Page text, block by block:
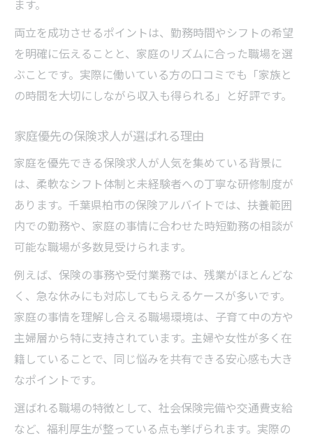
ます。
両立を成功させるポイントは、勤務時間やシフトの希望
を明確に伝えることと、家庭のリズムに合った職場を選
ぶことです。実際に働いている方の口コミでも「家族と
の時間を大切にしながら収入も得られる」と好評です。
家庭優先の保険求人が選ばれる理由
家庭を優先できる保険求人が人気を集めている背景に
は、柔軟なシフト体制と未経験者への丁寧な研修制度が
あります。千葉県柏市の保険アルバイトでは、扶養範囲
内での勤務や、家庭の事情に合わせた時短勤務の相談が
可能な職場が多数見受けられます。
例えば、保険の事務や受付業務では、残業がほとんどな
く、急な休みにも対応してもらえるケースが多いです。
家庭の事情を理解し合える職場環境は、子育て中の方や
主婦層から特に支持されています。主婦や女性が多く在
籍していることで、同じ悩みを共有できる安心感も大き
なポイントです。
選ばれる職場の特徴として、社会保険完備や交通費支給
など、福利厚生が整っている点も挙げられます。実際の